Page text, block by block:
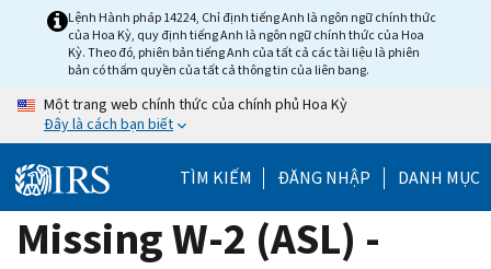
Lệnh Hành pháp 14224, Chỉ định tiếng Anh là ngôn ngữ chính thức
của Hoa Kỳ, quy định tiếng Anh là ngôn ngữ chính thức của Hoa
Kỳ. Theo đó, phiên bản tiếng Anh của tất cả các tài liệu là phiên
bản có thẩm quyền của tất cả thông tin của liên bang.
Một trang web chính thức của chính phủ Hoa Kỳ
Đây là cách bạn biết
TÌM KIẾM ĐĂNG NHẬP DANH MỤC
Missing W-2 (ASL) -